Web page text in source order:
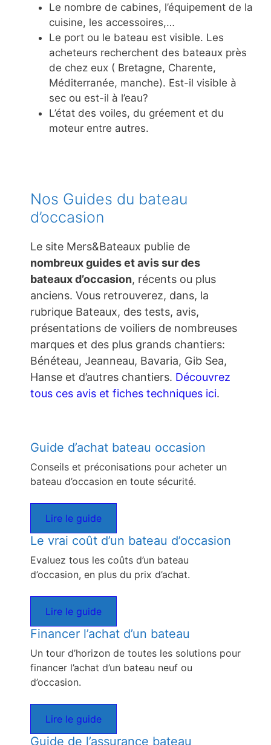
Le nombre de cabines, l’équipement de la
cuisine, les accessoires,…
Le port ou le bateau est visible. Les
acheteurs recherchent des bateaux près
de chez eux ( Bretagne, Charente,
Méditerranée, manche). Est-il visible à
sec ou est-il à l’eau?
L’état des voiles, du gréement et du
moteur entre autres.
Nos Guides du bateau
d’occasion
Le site Mers&Bateaux publie de
nombreux guides et avis sur des
bateaux d’occasion, récents ou plus
anciens. Vous retrouverez, dans, la
rubrique Bateaux, des tests, avis,
présentations de voiliers de nombreuses
marques et des plus grands chantiers:
Bénéteau, Jeanneau, Bavaria, Gib Sea,
Hanse et d’autres chantiers. Découvrez
tous ces avis et fiches techniques ici.
Guide d’achat bateau occasion
Conseils et préconisations pour acheter un
bateau d’occasion en toute sécurité.
Lire le guide
Le vrai coût d’un bateau d’occasion
Evaluez tous les coûts d’un bateau
d’occasion, en plus du prix d’achat.
Lire le guide
Financer l’achat d’un bateau
Un tour d’horizon de toutes les solutions pour
financer l’achat d’un bateau neuf ou
d’occasion.
Lire le guide
Guide de l’assurance bateau